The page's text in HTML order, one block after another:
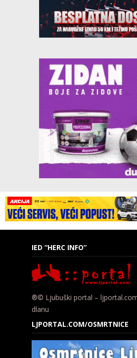
IED “HERC INFO”
®© Ljubuški portal –
dlanu
LJPORTAL.COM/OSMRTNICE